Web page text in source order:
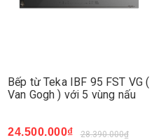
Bếp từ Teka IBF 95 FST VG (
Van Gogh ) với 5 vùng nấu
24.500.000₫ 28.390.000₫